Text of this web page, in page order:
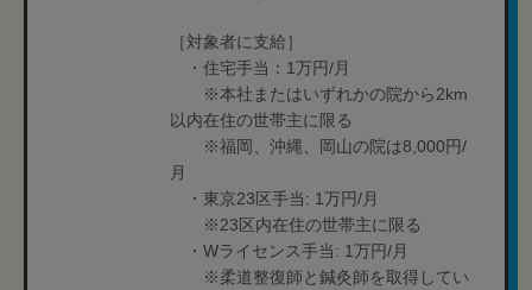
［対象者に支給］
・住宅手当：1万円/月
※本社またはいずれかの院から2km
以内在住の世帯主に限る
※福岡、沖縄、岡山の院は8,000円/
月
・東京23区手当: 1万円/月
※23区内在住の世帯主に限る
・Wライセンス手当: 1万円/月
※柔道整復師と鍼灸師を取得してい